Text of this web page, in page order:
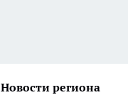
Новости региона